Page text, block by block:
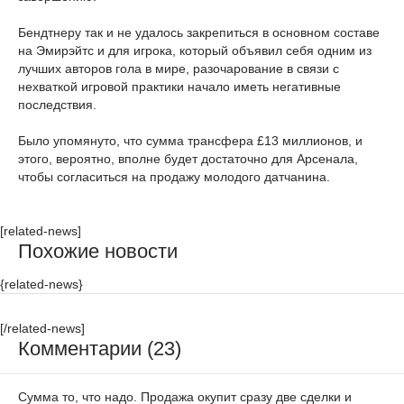
Бендтнеру так и не удалось закрепиться в основном составе
на Эмирэйтс и для игрока, который объявил себя одним из
лучших авторов гола в мире, разочарование в связи с
нехваткой игровой практики начало иметь негативные
последствия.
Было упомянуто, что сумма трансфера £13 миллионов, и
этого, вероятно, вполне будет достаточно для Арсенала,
чтобы согласиться на продажу молодого датчанина.
[related-news]
Похожие новости
{related-news}
[/related-news]
Комментарии (23)
Сумма то, что надо. Продажа окупит сразу две сделки и